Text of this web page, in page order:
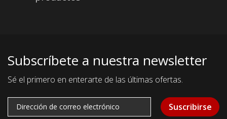
Subscríbete a nuestra newsletter
Sé el primero en enterarte de las últimas ofertas.
Suscribirse